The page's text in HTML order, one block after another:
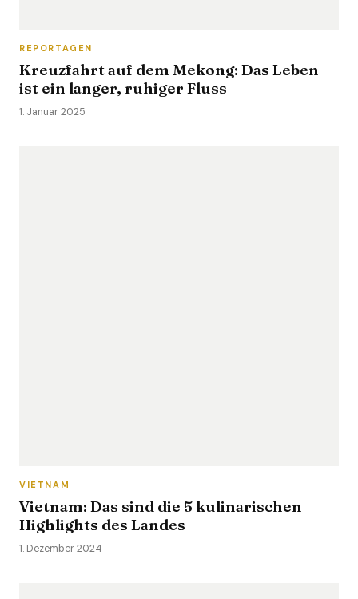
REPORTAGEN
Kreuzfahrt auf dem Mekong: Das Leben
ist ein langer, ruhiger Fluss
1. Januar 2025
VIETNAM
Vietnam: Das sind die 5 kulinarischen
Highlights des Landes
1. Dezember 2024